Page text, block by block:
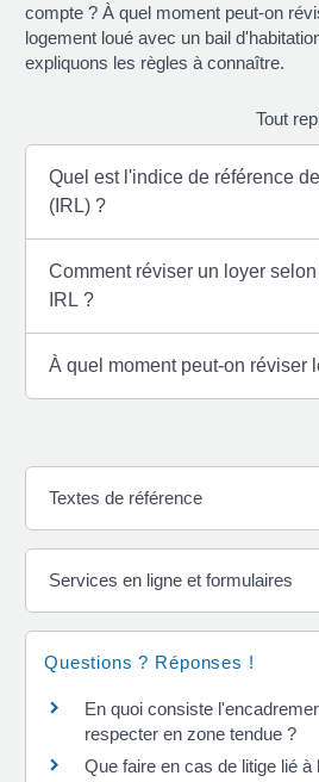
compte ? À quel moment peut-on
logement loué avec un bail
expliquons les règles à connaître.
Tout
Quel est l'indice de référence
(IRL) ?
Comment réviser un loyer
IRL ?
À quel moment peut-on réviser
Textes de référence
Services en ligne et formulaires
Questions ? Réponses !
En quoi consiste
respecter en zone tendue ?
Que faire en cas de litige lié à